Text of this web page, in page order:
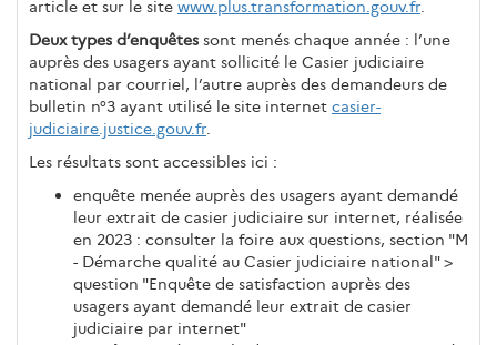
article et sur le site www.plus.transformation.gouv.fr.
Deux types d’enquêtes sont menés chaque année : l’une
auprès des usagers ayant sollicité le Casier judiciaire
national par courriel, l’autre auprès des demandeurs de
bulletin n°3 ayant utilisé le site internet casier-
judiciaire.justice.gouv.fr.
Les résultats sont accessibles ici :
enquête menée auprès des usagers ayant demandé
leur extrait de casier judiciaire sur internet, réalisée
en 2023 : consulter la foire aux questions, section "M
- Démarche qualité au Casier judiciaire national" >
question "Enquête de satisfaction auprès des
usagers ayant demandé leur extrait de casier
judiciaire par internet"